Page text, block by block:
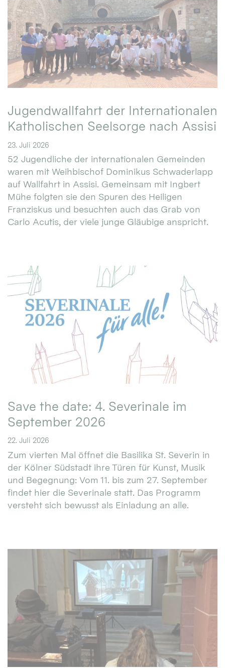
Jugendwallfahrt der Internationalen
Katholischen Seelsorge nach Assisi
23. Juli 2026
52 Jugendliche der internationalen Gemeinden
waren mit Weihbischof Dominikus Schwaderlapp
auf Wallfahrt in Assisi. Gemeinsam mit Ingbert
Mühe folgten sie den Spuren des Heiligen
Franziskus und besuchten auch das Grab von
Carlo Acutis, der viele junge Gläubige anspricht.
Save the date: 4. Severinale im
September 2026
22. Juli 2026
Zum vierten Mal öffnet die Basilika St. Severin in
der Kölner Südstadt ihre Türen für Kunst, Musik
und Begegnung: Vom 11. bis zum 27. September
findet hier die Severinale statt. Das Programm
versteht sich bewusst als Einladung an alle.